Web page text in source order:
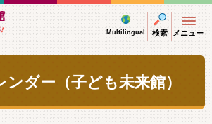
江戸川区子ども未来館 ふしぎやおどろきの探
Multilingual 検索 メニュー
ダー（子ども未来館）